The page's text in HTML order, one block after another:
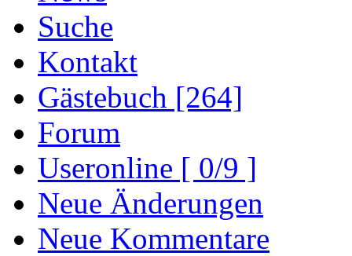
Suche
Kontakt
Gästebuch [264]
Forum
Useronline [ 0/9 ]
Neue Änderungen
Neue Kommentare